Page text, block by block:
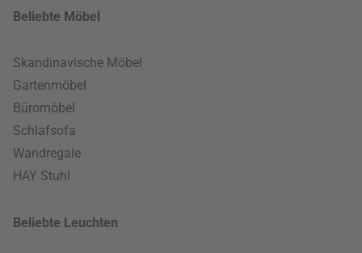
Beliebte Möbel
Skandinavische Möbel
Gartenmöbel
Büromöbel
Schlafsofa
Wandregale
HAY Stuhl
Beliebte Leuchten